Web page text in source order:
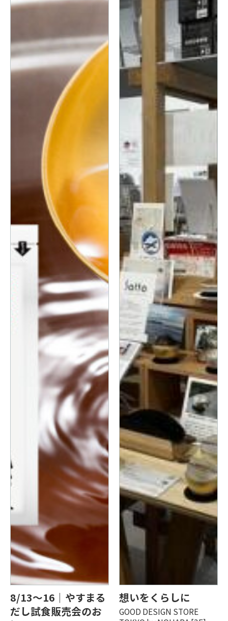
8/13～16｜やすまる
だし試食販売会のお
想いをくらしに
GOOD DESIGN STORE